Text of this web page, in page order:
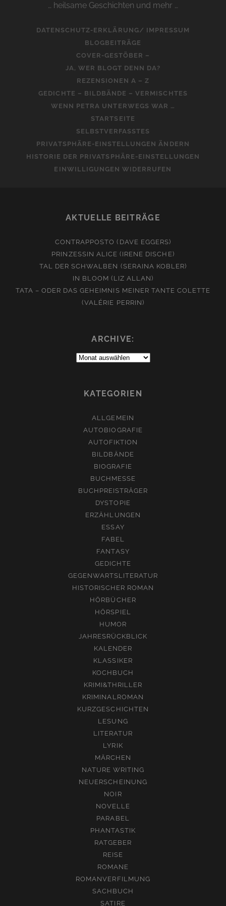
… heilsame Geschichten und mehr …
DATENSCHUTZ-ERKLÄRUNG/ IMPRESSUM
BLOGBEITRÄGE
COVER-GESTÖBER –
JA, WER BLOGT DENN DA?
REZENSIONEN A – Z
GEDICHTE – BILDBÄNDE – VERMISCHTES
WENN PETRA UNTERWEGS WAR …
STARTSEITE
SELBSTVERFASSTES
PRIVATSPHÄRE-EINSTELLUNGEN ÄNDERN
HISTORIE DER PRIVATSPHÄRE-EINSTELLUNGEN
EINWILLIGUNGEN WIDERRUFEN
AKTUELLE BEITRÄGE
CONTRAPPOSTO (DAVE EGGERS)
PRINZESSIN ALICE (IRENE DISCHE)
TAL DER SCHWALBEN (SERAINA KOBLER)
IN BLOOM (LIZ ALLAN)
TATA – ODER DAS GEHEIMNIS MEINER TANTE COLETTE
(VALÉRIE PERRIN)
ARCHIVE:
Archive:
KATEGORIEN
ALLGEMEIN
AUTOBIOGRAFIE
AUTOFIKTION
BILDBÄNDE
BIOGRAFIE
BUCHMESSE
BUCHPREISTRÄGER
DYSTOPIE
ERZÄHLUNGEN
ESSAY
FABEL
FANTASY
GEDICHTE
GEGENWARTSLITERATUR
HISTORISCHER ROMAN
HÖRBÜCHER
HÖRSPIEL
HUMOR
JAHRESRÜCKBLICK
KALENDER
KLASSIKER
KOCHBUCH
KRIMI&THRILLER
KRIMINALROMAN
KURZGESCHICHTEN
LESUNG
LITERATUR
LYRIK
MÄRCHEN
NATURE WRITING
NEUERSCHEINUNG
NOIR
NOVELLE
PARABEL
PHANTASTIK
RATGEBER
REISE
ROMANE
ROMANVERFILMUNG
SACHBUCH
SATIRE